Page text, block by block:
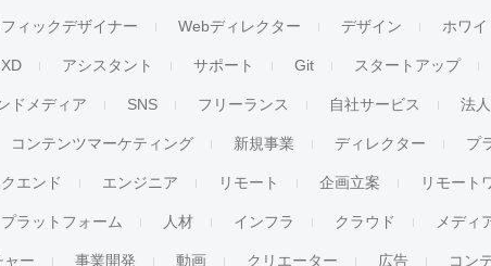
ィックデザイナー Webディレクター デザイン ホワ
XD アシスタント サポート Git スタートアップ
ドメディア SNS フリーランス 自社サービス 法
コンテンツマーケティング 新規事業 ディレクター プ
エンド エンジニア リモート 企画立案 リモート
プラットフォーム 人材 インフラ クラウド メディ
ャー 事業開発 動画 クリエーター 広告 コン